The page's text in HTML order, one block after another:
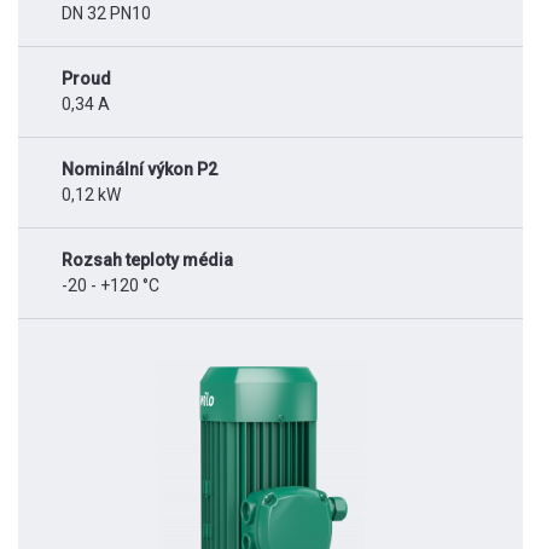
DN 32 PN10
Proud
0,34 A
Nominální výkon P2
0,12 kW
Rozsah teploty média
-20 - +120 °C